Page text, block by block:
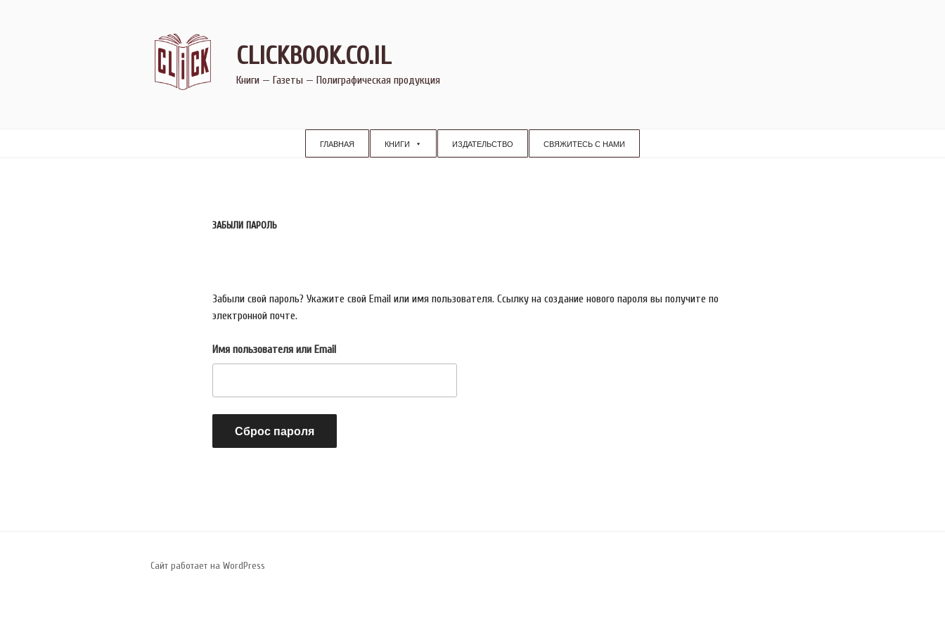
CLICKBOOK.CO.IL
Книги — Газеты — Полиграфическая продукция
ГЛАВНАЯ КНИГИ ИЗДАТЕЛЬСТВО СВЯЖИТЕСЬ С НАМИ
ЗАБЫЛИ ПАРОЛЬ
Забыли свой пароль? Укажите свой Email или имя пользователя. Ссылку на создание нового пароля вы получите по
электронной почте.
Имя пользователя или Email
Сброс пароля
Сайт работает на WordPress